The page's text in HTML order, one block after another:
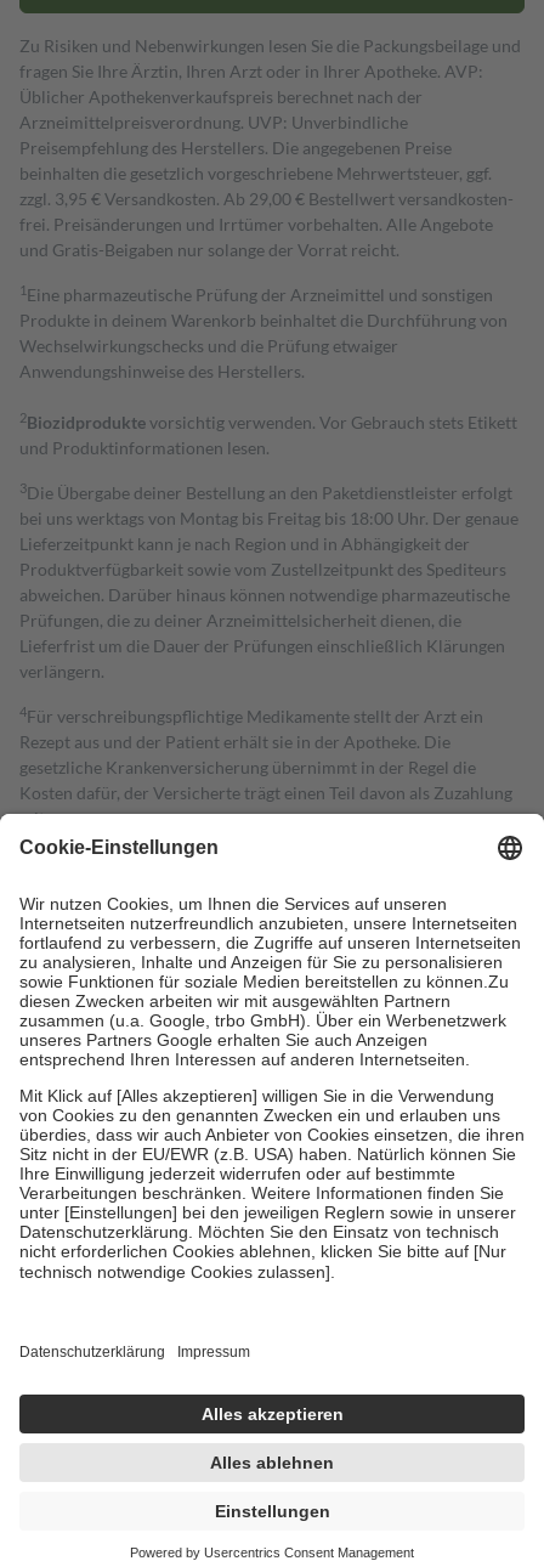
Zu Risiken und Nebenwirkungen lesen Sie die Packungsbeilage und
fragen Sie Ihre Ärztin, Ihren Arzt oder in Ihrer Apotheke. AVP:
Üblicher Apothekenverkaufspreis berechnet nach der
Arzneimittelpreisverordnung. UVP: Unverbindliche
Preisempfehlung des Herstellers. Die angegebenen Preise
beinhalten die gesetzlich vorgeschriebene Mehrwertsteuer, ggf.
zzgl. 3,95 € Versandkosten. Ab 29,00 € Bestell­wert versand­kosten­
frei. Preisänderungen und Irrtümer vorbehalten. Alle Angebote
und Gratis-Beigaben nur solange der Vorrat reicht.
1 Eine pharmazeutische Prüfung der Arzneimittel und sonstigen
Produkte in deinem Warenkorb beinhaltet die Durchführung von
Wechselwirkungschecks und die Prüfung etwaiger
Anwendungshinweise des Herstellers.
2Biozidproduktevorsichtig verwenden. Vor Gebrauch stets Etikett
und Produktinformationen lesen.
3Die Übergabe deiner Bestellung an den Paketdienstleister erfolgt
bei uns werktags von Montag bis Freitag bis 18:00 Uhr. Der genaue
Lieferzeitpunkt kann je nach Region und in Abhängigkeit der
Produktverfügbarkeit sowie vom Zustellzeitpunkt des Spediteurs
abweichen. Darüber hinaus können notwendige pharmazeutische
Prüfungen, die zu deiner Arzneimittelsicherheit dienen, die
Lieferfrist um die Dauer der Prüfungen einschließlich Klärungen
verlängern.
4Für verschreibungspflichtige Medikamente stellt der Arzt ein
Rezept aus und der Patient erhält sie in der Apotheke. Die
gesetzliche Krankenversicherung übernimmt in der Regel die
Kosten dafür, der Versicherte trägt einen Teil davon als Zuzahlung
mit.
Grundsätzlich leisten Mitglieder Zuzahlungen in Höhe von zehn
höchstens zehn Euro.
Es sind jedoch nie mehr als die tatsächlichen
Kosten der Leistung zu entrichten.
Diese Regeln gelten grundsätzlich auch für Online-Apotheken.
Bei Heilmitteln und häuslicher Krankenpflege beträgt die
Zuzahlung zehn Prozent der Kosten sowie zehn Euro je
Verordnung.
Um das Engagement der Versicherten für ihre eigene Gesundheit zu
stärken und die besondere Stellung der Familie zu unterstützen,
fallenkeine Zuzahlungenan bei:
• Kindern und Jugendlichen bis zum vollendeten 18. Lebensjahr
mit Ausnahme der Fahrkosten
• Untersuchungen zur Vorsorge und Früherkennung, die von der
GKV getragen werden
• empfohlenen Schutzimpfungen
• Harn- und Blutteststreifen
getroffen, um sicherzustellen, dass es sich um echte Bewertungen
https://help.etrusted.com/hc/de/articles/4419944605341
Einige Bilder und Inhalte wurden unter Zuhilfenahme künstlicher